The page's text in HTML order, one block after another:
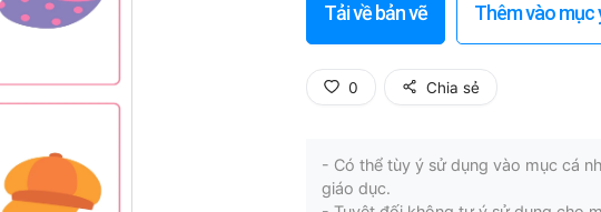
Tải về bản vẽ Thêm vào mục
0 Chia sẻ
- Có thể tùy ý sử dụng vào mục cá
giáo dục.